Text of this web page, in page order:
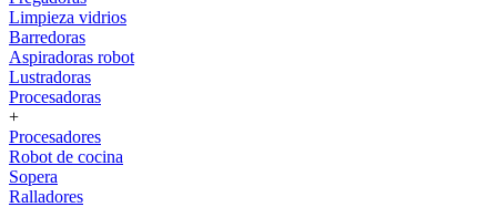
Limpieza vidrios
Barredoras
Aspiradoras robot
Lustradoras
Procesadoras
+
Procesadores
Robot de cocina
Sopera
Ralladores